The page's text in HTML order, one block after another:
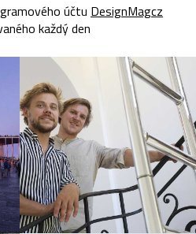
účtu DesignMagcz
každý den